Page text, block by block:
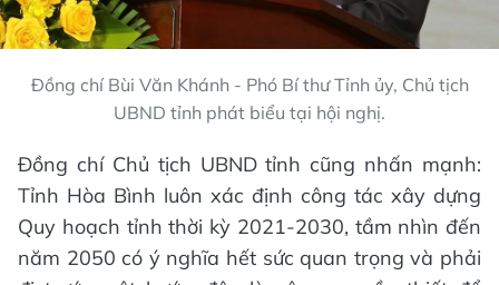
Đồng chí Bùi Văn Khánh - Phó Bí thư Tỉnh ủy, Chủ tịch
UBND tỉnh phát biểu tại hội nghị.
Đồng chí Chủ tịch UBND tỉnh cũng nhấn mạnh:
Tỉnh Hòa Bình luôn xác định công tác xây dựng
Quy hoạch tỉnh thời kỳ 2021-2030, tầm nhìn đến
năm 2050 có ý nghĩa hết sức quan trọng và phải